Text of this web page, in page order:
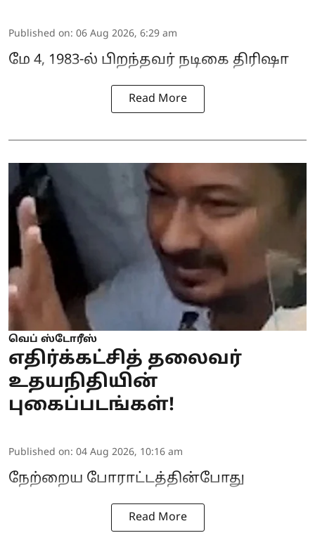
Published on: 06 Aug 2026, 6:29 am
மே 4, 1983-ல் பிறந்தவர் நடிகை திரிஷா
Read More
வெப் ஸ்டோரீஸ்
எதிர்க்கட்சித் தலைவர்
உதயநிதியின்
புகைப்படங்கள்!
Published on: 04 Aug 2026, 10:16 am
நேற்றைய போராட்டத்தின்போது
Read More